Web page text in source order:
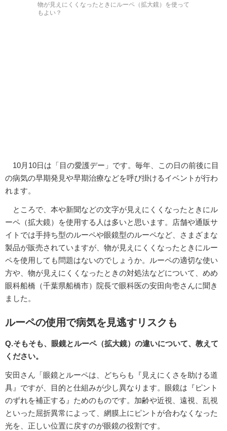
物が見えにくくなったときにルーペ（拡大鏡）を使って
もよい？
10月10日は「目の愛護デー」です。毎年、この日の前後に目
の病気の早期発見や早期治療などを呼び掛けるイベントが行わ
れます。
ところで、本や新聞などの文字が見えにくくなったときにル
ーペ（拡大鏡）を使用する人は多いと思います。店舗や通販サ
イトでは手持ち型のルーペや眼鏡型のルーペなど、さまざまな
製品が販売されていますが、物が見えにくくなったときにルー
ペを使用しても問題はないのでしょうか。ルーペの適切な使い
方や、物が見えにくくなったときの対処法などについて、めめ
眼科船橋（千葉県船橋市）院長で眼科医の安田向壱さんに聞き
ました。
ルーペの使用で病気を見逃すリスクも
Q.そもそも、眼鏡とルーペ（拡大鏡）の違いについて、教えて
ください。
安田さん「眼鏡とルーペは、どちらも『見えにくさを助ける道
具』ですが、目的と仕組みが少し異なります。眼鏡は『ピント
のずれを補正する』ためのものです。加齢や近視、遠視、乱視
といった屈折異常によって、網膜上にピントが合わなくなった
光を、正しい位置に戻すのが眼鏡の役割です。